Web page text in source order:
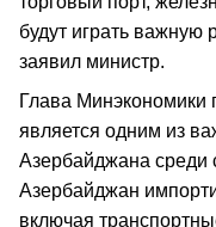
будут играть важную
заявил министр.
Глава Минэкономики
является одним из
Азербайджана
Азербайджан
включая